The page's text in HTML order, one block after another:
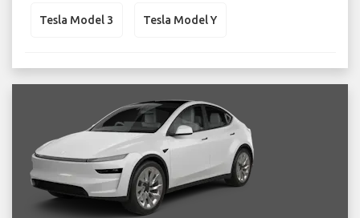
Tesla Model 3 Tesla Model Y